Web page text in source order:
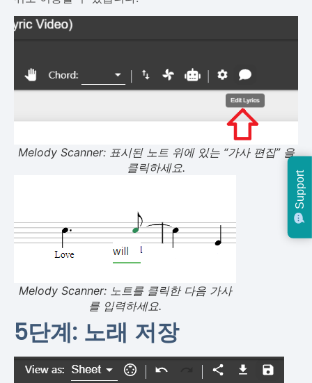
Melody Scanner: 표시된 노트 위에 있는 “가사 편집” 을
클릭하세요.
Melody Scanner: 노트를 클릭한 다음 가사
를 입력하세요.
5단계: 노래 저장
Support